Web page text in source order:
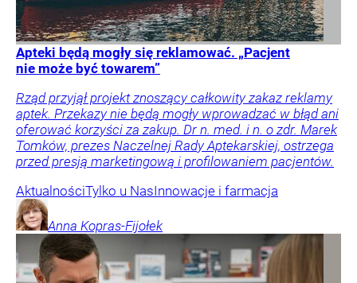
Apteki będą mogły się reklamować. „Pacjent
nie może być towarem”
Rząd przyjął projekt znoszący całkowity zakaz reklamy
aptek. Przekazy nie będą mogły wprowadzać w błąd ani
oferować korzyści za zakup. Dr n. med. i n. o zdr. Marek
Tomków, prezes Naczelnej Rady Aptekarskiej, ostrzega
przed presją marketingową i profilowaniem pacjentów.
AktualnościTylko u NasInnowacje i farmacja
Anna Kopras-Fijołek